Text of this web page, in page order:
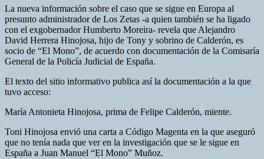
La nueva información sobre el caso que se sigue en Europa al
presunto administrador de Los Zetas -a quien también se ha ligado
con el exgobernador Humberto Moreira- revela que Alejandro
David Herrera Hinojosa, hijo de Tony y sobrino de Calderón, es
socio de “El Mono”, de acuerdo con documentación de la Comisaría
General de la Policía Judicial de España.
El texto del sitio informativo publica así la documentación a la que
tuvo acceso:
María Antonieta Hinojosa, prima de Felipe Calderón, miente.
Toni Hinojosa envió una carta a Código Magenta en la que aseguró
que no tenía nada que ver en la investigación que se le sigue en
España a Juan Manuel “El Mono” Muñoz.